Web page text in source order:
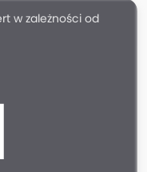
w zależności od